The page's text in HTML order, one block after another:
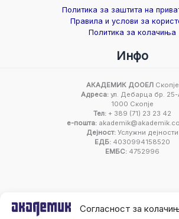
Согласност за
Политика за заштита на
Правила и услови за
Политика за колачиња
Инфо
АКАДЕМИК ДООЕЛСкопје
Адреса:ул. Дебарца бр. 25-
1000 Скопје
Тел: + 389 (71) 23 23 42
е-пошта:
Дејност: Услужни дејности
ЕДБ: 4030994158520
ЕМБС: 4752996